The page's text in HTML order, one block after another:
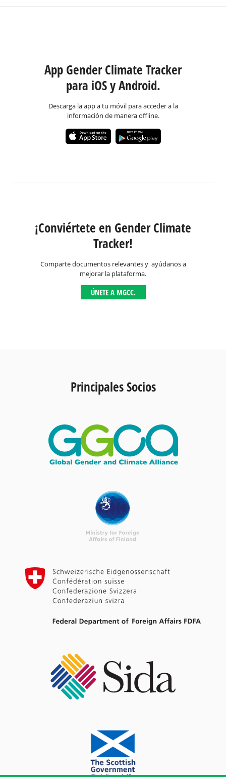
App Gender Climate Tracker
para iOS y Android.
Descarga la app a tu móvil para acceder a la
información de manera offline.
¡Conviértete en Gender Climate
Tracker!
Comparte documentos relevantes y ayúdanos a
mejorar la plataforma.
ÚNETE A MGCC.
Principales Socios